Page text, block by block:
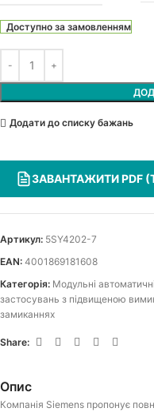
Доступно за замовленням
Додати до списку бажань
ЗАВАНТАЖИТИ PDF
EAN: 4001869181608
Артикул: 5SY4202-7
Категорія: Модульні
застосувань з підвищеною
замиканнях
Share:
Опис
Компанія Siemens пропонує